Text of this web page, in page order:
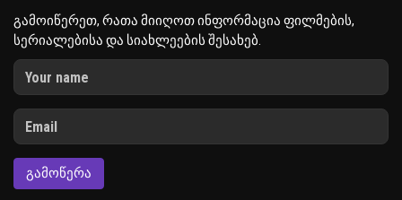
გამოიწერეთ, რათა მიიღოთ ინფორმაცია ფილმების,
სერიალებისა და სიახლეების შესახებ.
ᲒᲐᲛᲝᲬᲔᲠᲐ